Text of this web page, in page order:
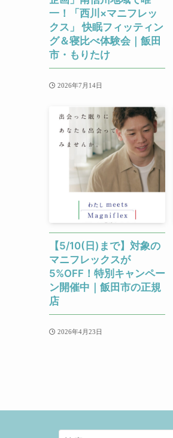
一！「西川×マニフレッ
クス」 快眠フィッティン
グ＆寝比べ体験会｜飯田
市・もりたけ
2026年7月14日
【5/10(日)まで】対象の
マニフレックスが
5%OFF！特別キャンペー
ン開催中｜飯田市の正規
店
2026年4月23日